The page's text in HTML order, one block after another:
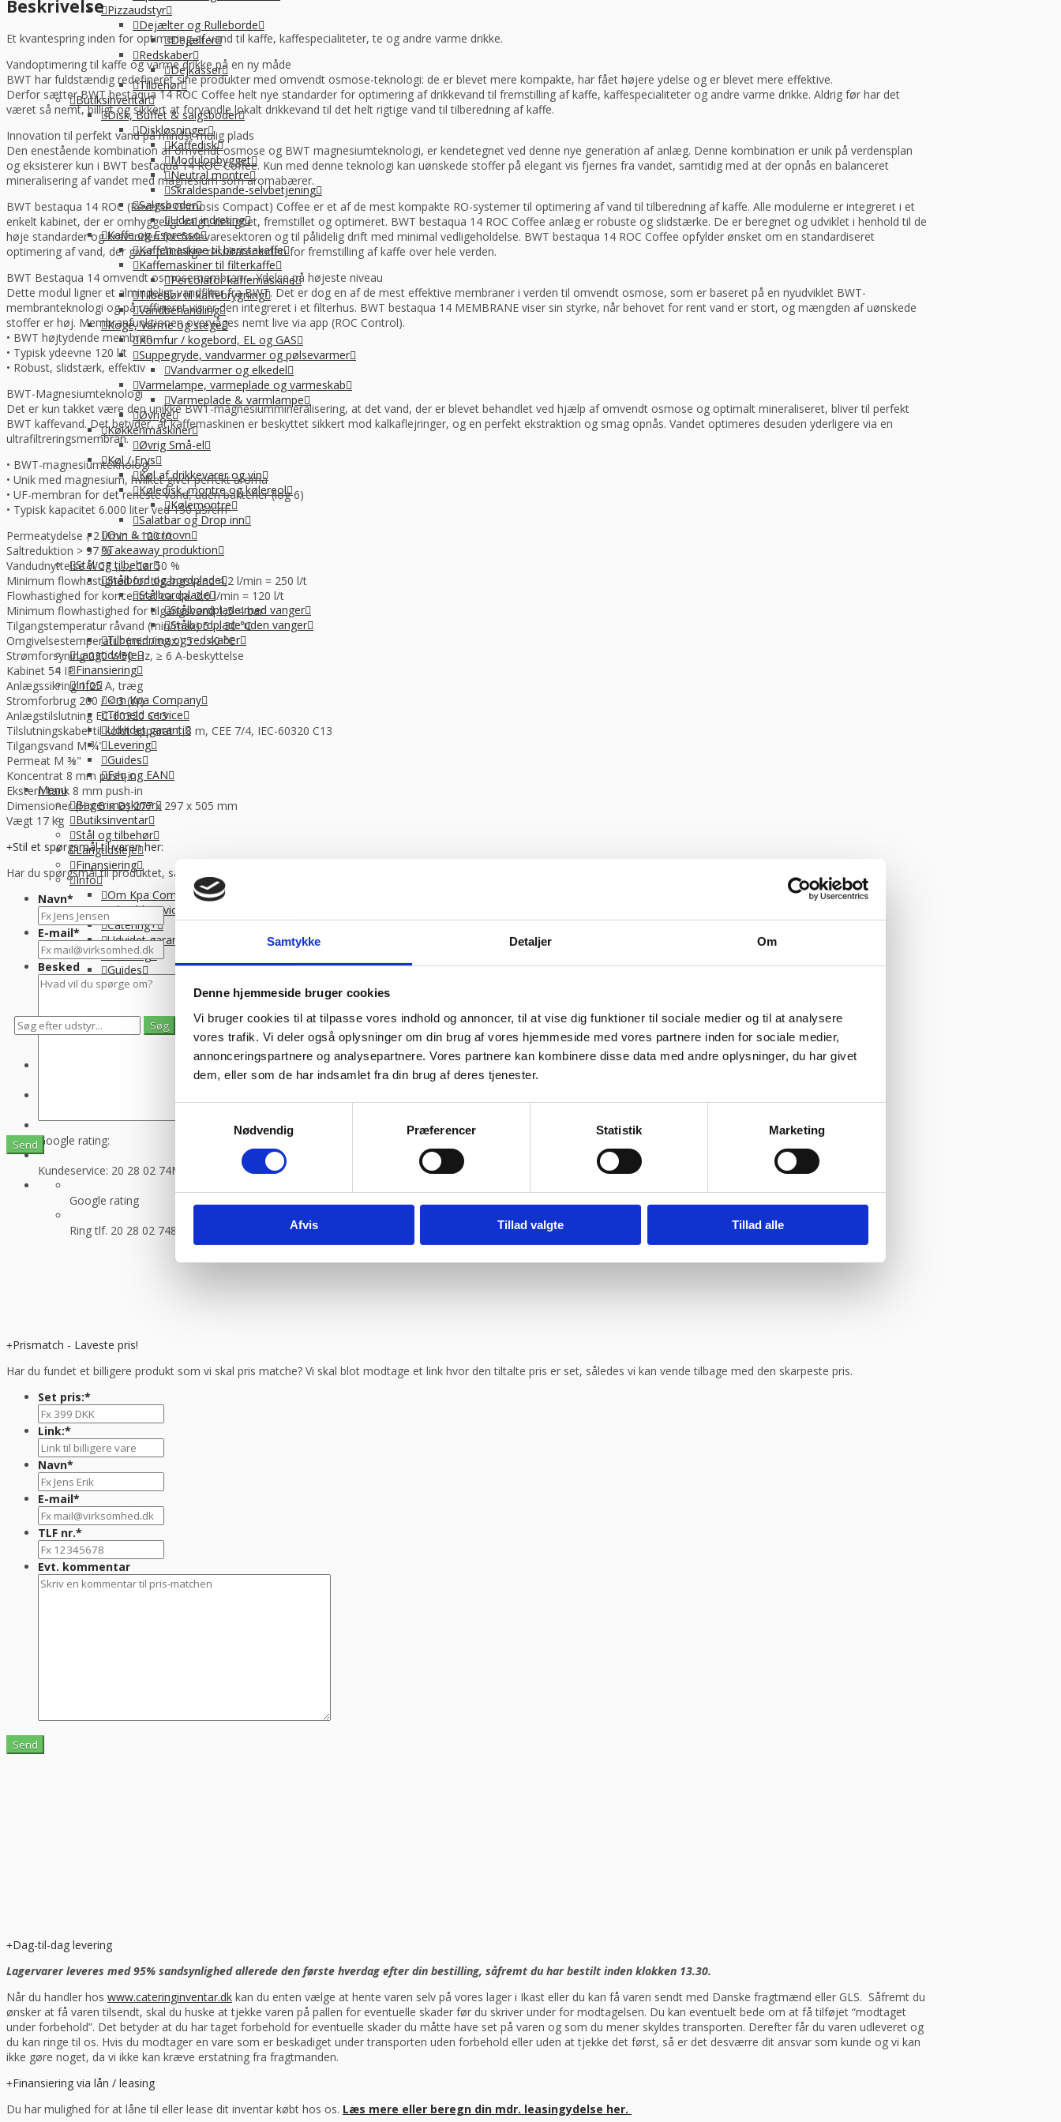
Samtykke Detaljer Om
Denne hjemmeside bruger cookies
Vi bruger cookies til at tilpasse vores indhold og annoncer, til at vise dig funktioner til sociale medier og til at analysere
vores trafik. Vi deler også oplysninger om din brug af vores hjemmeside med vores partnere inden for sociale medier,
annonceringspartnere og analysepartnere. Vores partnere kan kombinere disse data med andre oplysninger, du har givet
dem, eller som de har indsamlet fra din brug af deres tjenester.
Nødvendig
Præferencer Statistik Marketing
Afvis Tillad valgte Tillad alle
Pizzaudstyr
Dejælter og Rulleborde
Dejælter
Redskaber
Dejkasser
Tilbehør
Butiksinventar
Disk, Buffet & salgsboder
Diskløsninger
Kaffedisk
Modulopbygget
Neutral montre
Skraldespande-selvbetjening
Salgsboder
Uden indreting
Kaffe og Espresso
Kaffemaskine til baristakaffe
Kaffemaskiner til filterkaffe
Percolator kaffemaskine
Tilbehør til kaffebrygning
Vandbehandling
Koge, Varme og stege
Komfur / kogebord, EL og GAS
Suppegryde, vandvarmer og pølsevarmer
Vandvarmer og elkedel
Varmelampe, varmeplade og varmeskab
Varmeplade & varmlampe
Øvrige
Køkkenmaskiner
Øvrig Små-el
Køl / Frys
Køl af drikkevarer og vin
Køledisk, montre og kølereol
Kølemontre
Salatbar og Drop inn
Ovn & microovn
Takeaway produktion
Stål og tilbehør
Stålbord og bordplade
Stålbordplade
Stålbordplade med vanger
Stålbordplade uden vanger
Tilberedning og redskaber
Langtidsleje
Finansiering
Info
Om Kpa Company
Tilmeld service
Udvidet garanti
Levering
Guides
Faq og EAN
Menu
Bagerimaskiner
Butiksinventar
Stål og tilbehør
Langtidsleje
Finansiering
Info
Om Kpa Company
Tilmeld service
Catering+
Udvidet garanti
Levering
Guides
Faq og EAN
Se gemte varer
Se indkøbskurv
Vi sender med GLS og Danske fragtmænd
Google rating:
Kundeservice: 20 28 02 74Man-torsdag 08:30 – 16.00, fredag 08:30 – 13.30
Google rating
Ring tlf. 20 28 02 748-16.30 (fre 8-13.30)
COFFE
Beskrivelse
Et kvantespring inden for optimering af vand til kaffe, kaffespecialiteter, te og andre varme drikke.
Vandoptimering til kaffe og varme drikke på en ny måde
BWT har fuldstændig redefineret sine produkter med omvendt osmose-​teknologi: de er blevet mere kompakte, har fået højere ydelse og er blevet mere effektive.
Derfor sætter BWT bestaqua 14 ROC Coffee helt nye standarder for optimering af drikkevand til fremstilling af kaffe, kaffespecialiteter og andre varme drikke. Aldrig før har det
været så nemt, billigt og sikkert at forvandle lokalt drikkevand til det helt rigtige vand til tilberedning af kaffe.
Innovation til perfekt vand på mindst mulig plads
Den enestående kombination af omvendt osmose og BWT magnesiumteknologi, er kendetegnet ved denne nye generation af anlæg. Denne kombination er unik på verdensplan
og eksisterer kun i BWT bestaqua 14 ROC Coffee. Kun med denne teknologi kan uønskede stoffer på elegant vis fjernes fra vandet, samtidig med at der opnås en balanceret
mineralisering af vandet med magnesium som aromabærer.
BWT bestaqua 14 ROC (Reverse Osmosis Compact) Coffee er et af de mest kompakte RO-​systemer til optimering af vand til tilberedning af kaffe. Alle modulerne er integreret i et
enkelt kabinet, der er omhyggeligt valgt, designet, fremstillet og optimeret. BWT bestaqua 14 ROC Coffee anlæg er robuste og slidstærke. De er beregnet og udviklet i henhold til de
høje standarder og krav inden for fødevaresektoren og til pålidelig drift med minimal vedligeholdelse. BWT bestaqua 14 ROC Coffee opfylder ønsket om en standardiseret
optimering af vand, der giver pålidelige resultater inden for fremstilling af kaffe over hele verden.
BWT Bestaqua 14 omvendt osmosemembran – Ydelse på højeste niveau
Dette modul ligner et almindeligt vandfilter fra BWT. Det er dog en af de mest effektive membraner i verden til omvendt osmose, som er baseret på en nyudviklet BWT-​
membranteknologi og på raffineret vis er den integreret i et filterhus. BWT bestaqua 14 MEMBRANE viser sin styrke, når behovet for rent vand er stort, og mængden af uønskede
stoffer er høj. Membranfunktionen overvåges nemt live via app (ROC Control).
• BWT højtydende membran
• Typisk ydeevne 120 l/t
• Robust, slidstærk, effektiv
BWT-​Magnesiumteknologi
Det er kun takket være den unikke BWT-​magnesiummineralisering, at det vand, der er blevet behandlet ved hjælp af omvendt osmose og optimalt mineraliseret, bliver til perfekt
BWT kaffevand. Det betyder, at kaffemaskinen er beskyttet sikkert mod kalkaflejringer, og en perfekt ekstraktion og smag opnås. Vandet optimeres desuden yderligere via en
ultrafiltreringsmembran.
• BWT-​magnesiumteknologi
• Unik med magnesium, hvilket giver perfekt aroma
• UF-​membran for det reneste vand, uden bakterier (log 6)
• Typisk kapacitet 6.000 liter ved 150 μS/cm
Permeatydelse ₁ 2 l/min = 120 l/t
Saltreduktion > 97 %
Vandudnyttelse WCF ₁,₂,₃ Ca. 50 %
Minimum flowhastighed for tilgangsvand 4,2 l/min = 250 l/t
Flowhastighed for koncentrat ca. ca. 2,0 l/min = 120 l/t
Minimum flowhastighed for tilgangsvand 1,5-4 bar
Tilgangstemperatur råvand (min/max) 5 … 30 °C
Omgivelsestemperatur (min./max.) 5 … 40 °C
Strømforsyning 230 V/50 Hz, ≥ 6 A-​beskyttelse
Kabinet 54 IP
Anlægssikring 1,25 A, træg
Stromforbrug 200 / < 3 (W)
Anlægstilslutning EC-​60320 C13
Tilslutningskabel til koldt apparat 1,8 m, CEE 7/4, IEC-​60320 C13
Tilgangsvand M ¾"
Permeat M ⅜"
Koncentrat 8 mm push-​in
Ekstern tank 8 mm push-​in
Dimensioner (H x B x D) 277 x 297 x 505 mm
Vægt 17 kg
Stil et spørgsmål til varen her:
Har du spørgsmål til produktet, så udfyld formularen og vi vender tilbage hurtigst muligt.
Navn*
E-mail*
Besked
Prismatch - Laveste pris!
Har du fundet et billigere produkt som vi skal pris matche? Vi skal blot modtage et link hvor den tiltalte pris er set, således vi kan vende tilbage med den skarpeste pris.
Set pris:*
Link:*
Navn*
E-mail*
TLF nr.*
Evt. kommentar
Dag-til-dag levering
Lagervarer leveres med 95% sandsynlighed allerede den første hverdag efter din bestilling, såfremt du har bestilt inden klokken 13.30.
Når du handler hos www.cateringinventar.dk kan du enten vælge at hente varen selv på vores lager i Ikast eller du kan få varen sendt med Danske fragtmænd eller GLS. Såfremt du
ønsker at få varen tilsendt, skal du huske at tjekke varen på pallen for eventuelle skader før du skriver under for modtagelsen. Du kan eventuelt bede om at få tilføjet “modtaget
under forbehold”. Det betyder at du har taget forbehold for eventuelle skader du måtte have set på varen og som du mener skyldes transporten. Derefter får du varen udleveret og
du kan ringe til os. Hvis du modtager en vare som er beskadiget under transporten uden forbehold eller uden at tjekke det først, så er det desværre dit ansvar som kunde og vi kan
ikke gøre noget, da vi ikke kan kræve erstatning fra fragtmanden.
Finansiering via lån / leasing
Du har mulighed for at låne til eller lease dit inventar købt hos os. Læs mere eller beregn din mdr. leasingydelse her.